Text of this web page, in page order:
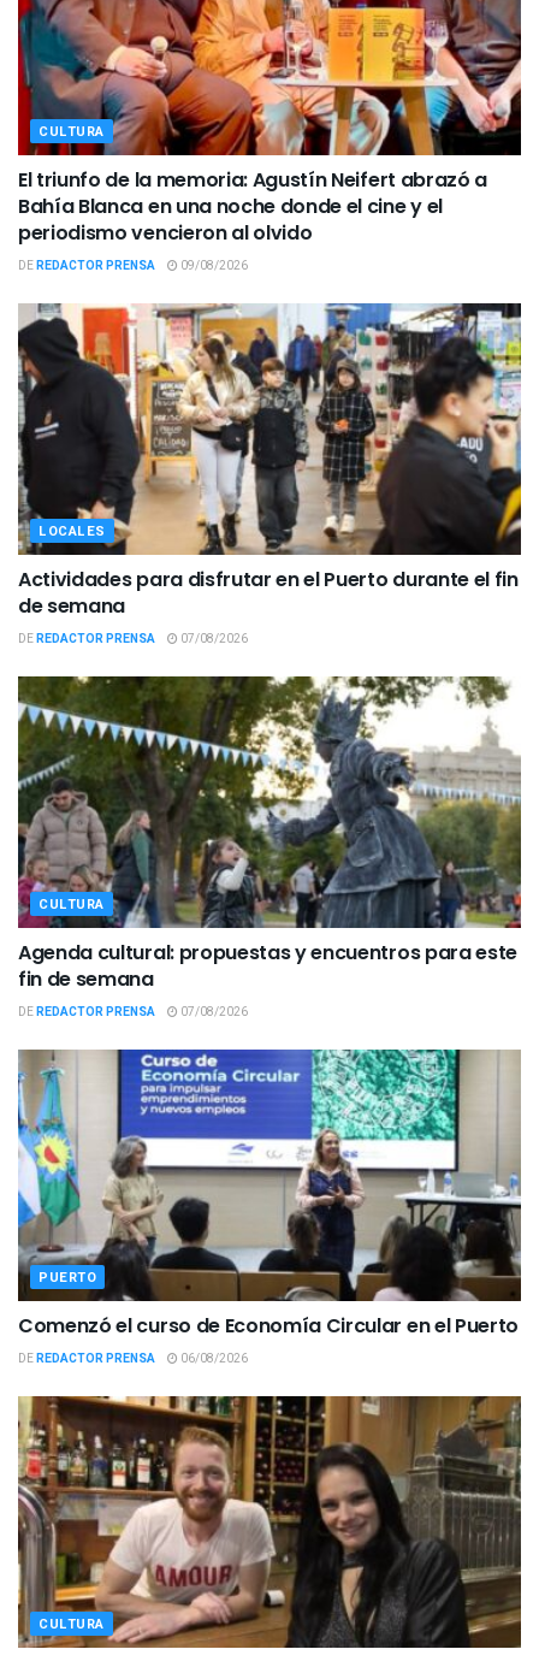
CULTURA
El triunfo de la memoria: Agustín Neifert abrazó a
Bahía Blanca en una noche donde el cine y el
periodismo vencieron al olvido
DEREDACTOR PRENSA 09/08/2026
LOCALES
Actividades para disfrutar en el Puerto durante el fin
de semana
DEREDACTOR PRENSA 07/08/2026
CULTURA
Agenda cultural: propuestas y encuentros para este
fin de semana
DEREDACTOR PRENSA 07/08/2026
PUERTO
Comenzó el curso de Economía Circular en el Puerto
DEREDACTOR PRENSA 06/08/2026
CULTURA